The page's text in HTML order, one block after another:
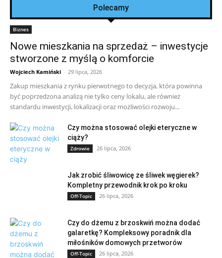
Polecamy
Biznes
Nowe mieszkania na sprzedaż – inwestycje
stworzone z myślą o komforcie
Wojciech Kamiński - 29 lipca, 2026
Zakup mieszkania z rynku pierwotnego to decyzja, która powinna
być poprzedzona analizą nie tylko ceny lokalu, ale również
standardu inwestycji, lokalizacji oraz możliwości rozwoju...
Czy można stosować olejki eteryczne w
ciąży?
Zdrowie 26 lipca, 2026
Jak zrobić śliwowicę ze śliwek węgierek?
Kompletny przewodnik krok po kroku
Off-Topic 26 lipca, 2026
Czy do dżemu z brzoskwiń można dodać
galaretkę? Kompleksowy poradnik dla
miłośników domowych przetworów
Off-Topic 26 lipca, 2026